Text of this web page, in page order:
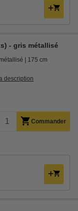
- gris métallisé
175 cm
description
Commander